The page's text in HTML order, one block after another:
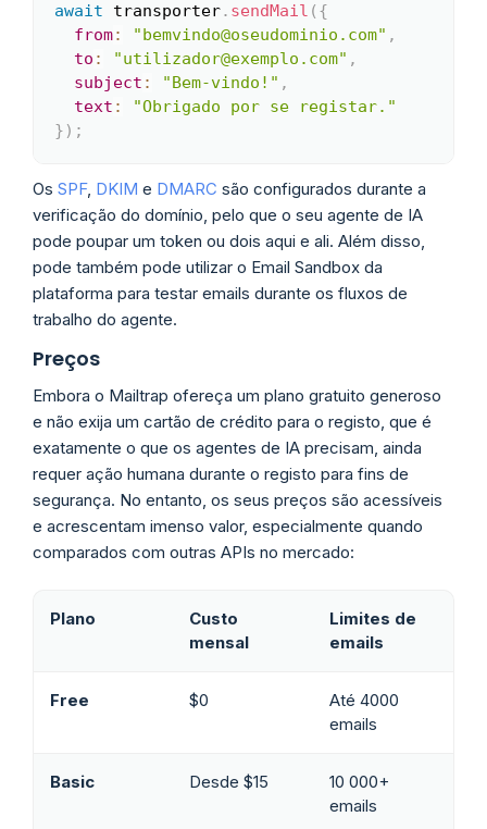
await transporter. sendMail ( {
from: "bemvindo@oseudominio.com" ,
to : "utilizador@exemplo.com" ,
subject : "Bem-vindo!" ,
text :
"Obrigado por se registar."
} ) ;
Os SPF, DKIM e DMARC são configurados durante a
verificação do domínio, pelo que o seu agente de IA
pode poupar um token ou dois aqui e ali. Além disso,
pode também pode utilizar o Email Sandbox da
plataforma para testar emails durante os fluxos de
trabalho do agente.
Preços
Embora o Mailtrap ofereça um plano gratuito generoso
e não exija um cartão de crédito para o registo, que é
exatamente o que os agentes de IA precisam, ainda
requer ação humana durante o registo para fins de
segurança. No entanto, os seus preços são acessíveis
e acrescentam imenso valor, especialmente quando
comparados com outras APIs no mercado:
Plano
Custo
mensal
Limites de
emails
Free $0
Até 4000
emails
Basic Desde $15
10 000+
emails